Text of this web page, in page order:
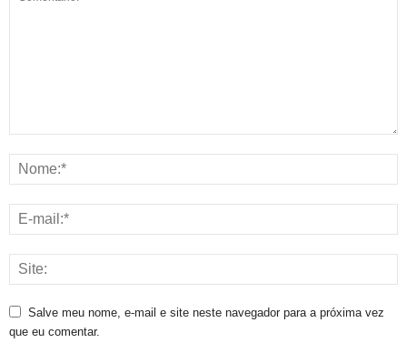
Salve meu nome, e-mail e site neste navegador para a próxima vez
que eu comentar.